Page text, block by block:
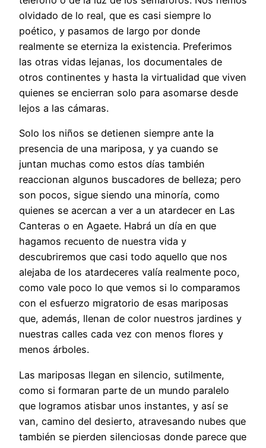
olvidado de lo real, que es casi siempre lo
poético, y pasamos de largo por donde
realmente se eterniza la existencia. Preferimos
las otras vidas lejanas, los documentales de
otros continentes y hasta la virtualidad que viven
quienes se encierran solo para asomarse desde
lejos a las cámaras.
Solo los niños se detienen siempre ante la
presencia de una mariposa, y ya cuando se
juntan muchas como estos días también
reaccionan algunos buscadores de belleza; pero
son pocos, sigue siendo una minoría, como
quienes se acercan a ver a un atardecer en Las
Canteras o en Agaete. Habrá un día en que
hagamos recuento de nuestra vida y
descubriremos que casi todo aquello que nos
alejaba de los atardeceres valía realmente poco,
como vale poco lo que vemos si lo comparamos
con el esfuerzo migratorio de esas mariposas
que, además, llenan de color nuestros jardines y
nuestras calles cada vez con menos flores y
menos árboles.
Las mariposas llegan en silencio, sutilmente,
como si formaran parte de un mundo paralelo
que logramos atisbar unos instantes, y así se
van, camino del desierto, atravesando nubes que
también se pierden silenciosas donde parece que